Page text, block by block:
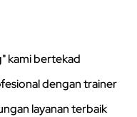
kami bertekad
dengan trainer
layanan terbaik